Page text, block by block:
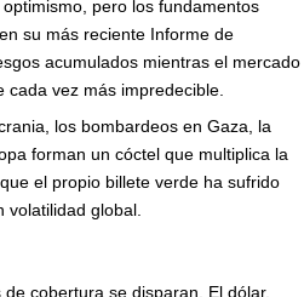
pero los fundamentos
su más reciente Informe de
acumulados mientras el mercado
vez más impredecible.
los bombardeos en Gaza, la
forman un cóctel que multiplica la
el propio billete verde ha sufrido
volatilidad global.
cobertura se disparan. El dólar,